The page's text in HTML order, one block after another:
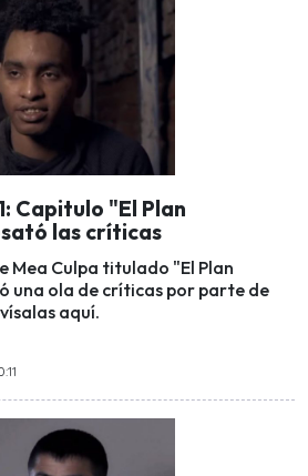
Capitulo "El Plan
las críticas
Mea Culpa titulado "El Plan
una ola de críticas por parte de
aquí.